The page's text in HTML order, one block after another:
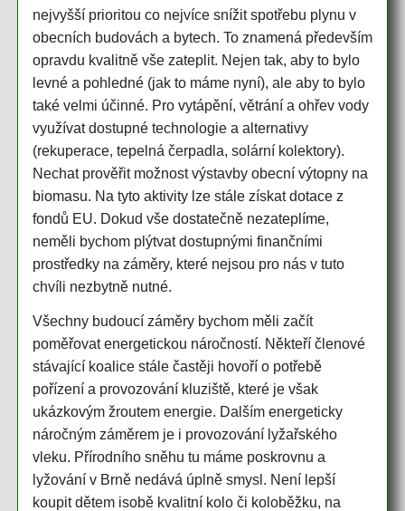
nejvyšší prioritou co nejvíce snížit spotřebu plynu v
obecních budovách a bytech. To znamená především
opravdu kvalitně vše zateplit. Nejen tak, aby to bylo
levné a pohledné (jak to máme nyní), ale aby to bylo
také velmi účinné. Pro vytápění, větrání a ohřev vody
využívat dostupné technologie a alternativy
(rekuperace, tepelná čerpadla, solární kolektory).
Nechat prověřit možnost výstavby obecní výtopny na
biomasu. Na tyto aktivity lze stále získat dotace z
fondů EU. Dokud vše dostatečně nezateplíme,
neměli bychom plýtvat dostupnými finančními
prostředky na záměry, které nejsou pro nás v tuto
chvíli nezbytně nutné.
Všechny budoucí záměry bychom měli začít
poměřovat energetickou náročností. Někteří členové
stávající koalice stále častěji hovoří o potřebě
pořízení a provozování kluziště, které je však
ukázkovým žroutem energie. Dalším energeticky
náročným záměrem je i provozování lyžařského
vleku. Přírodního sněhu tu máme poskrovnu a
lyžování v Brně nedává úplně smysl. Není lepší
koupit dětem isobě kvalitní kolo či koloběžku, na